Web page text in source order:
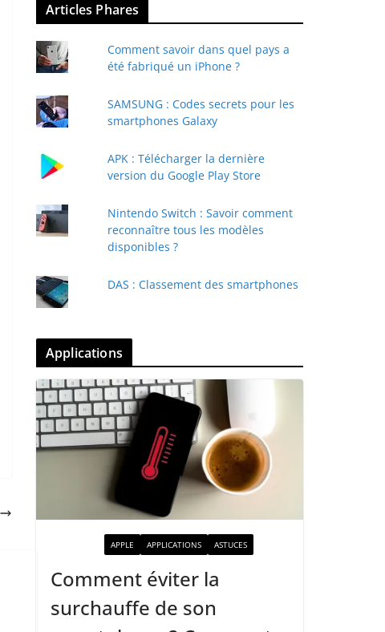
Articles Phares
Comment savoir dans quel pays a
été fabriqué un iPhone ?
SAMSUNG : Codes secrets pour les
smartphones Galaxy
APK : Télécharger la dernière
version du Google Play Store
Nintendo Switch : Savoir comment
reconnaître tous les modèles
disponibles ?
DAS : Classement des smartphones
Applications
APPLE APPLICATIONS ASTUCES
Comment éviter la
surchauffe de son